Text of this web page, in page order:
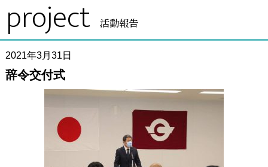
project 活動報告
2021年3月31日
辞令交付式